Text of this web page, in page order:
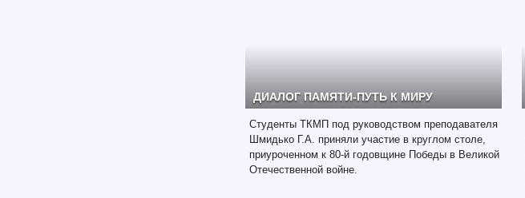
ДИАЛОГ ПАМЯТИ-ПУТЬ К МИРУ
Студенты ТКМП под руководством преподавателя
Шмидько Г.А. приняли участие в круглом столе,
приуроченном к 80-й годовщине Победы в Великой
Отечественной войне.